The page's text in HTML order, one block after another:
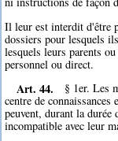
Il leur est interdit d'être
dossiers pour lesquels
lesquels leurs parents
personnel ou direct.
Art. 44.
§ 1er. Les
centre de connaissances
peuvent, durant la durée
incompatible avec leur